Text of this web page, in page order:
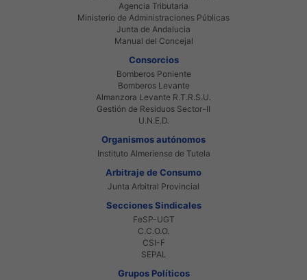
Agencia Tributaria
Ministerio de Administraciones Públicas
Junta de Andalucia
Manual del Concejal
Consorcios
Bomberos Poniente
Bomberos Levante
Almanzora Levante R.T.R.S.U.
Gestión de Residuos Sector-II
U.N.E.D.
Organismos autónomos
Instituto Almeriense de Tutela
Arbitraje de Consumo
Junta Arbitral Provincial
Secciones Sindicales
FeSP-UGT
C.C.O.O.
CSI-F
SEPAL
Grupos Políticos